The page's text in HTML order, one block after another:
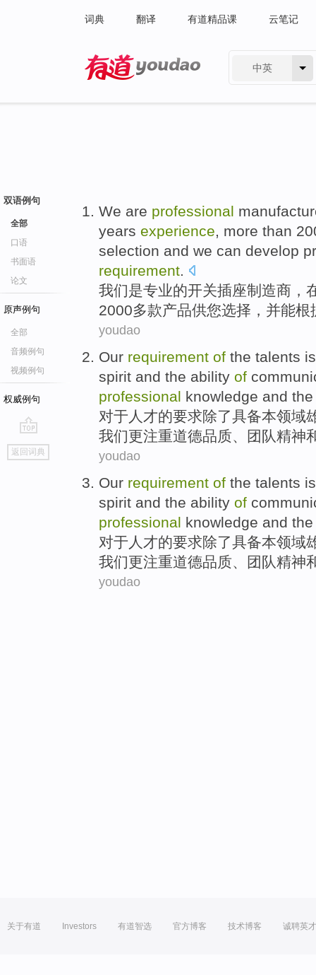
词典 翻译 有道精品课 云笔记
中英
双语例句
全部
口语
书面语
论文
原声例句
全部
音频例句
视频例句
权威例句
go
top
返回词典
We are professional
years experience, more than
selection and we can develop
requirement.
我们是专业的开关插座制造商 ，
2000多款产品供您选择 ， 并能根
youdao
Our requirement of the talents
spirit and the ability of
professional knowledge and
对于 人才的要求除了具备本领域
我们更注重道德品质、 团队精神
youdao
Our requirement of the talents
spirit and the ability of
professional knowledge and
对于 人才的要求除了具备本领域
我们更注重道德品质 团队 精神
youdao
关于有道 Investors 有道智选 官方博客 技术博客 诚聘英才